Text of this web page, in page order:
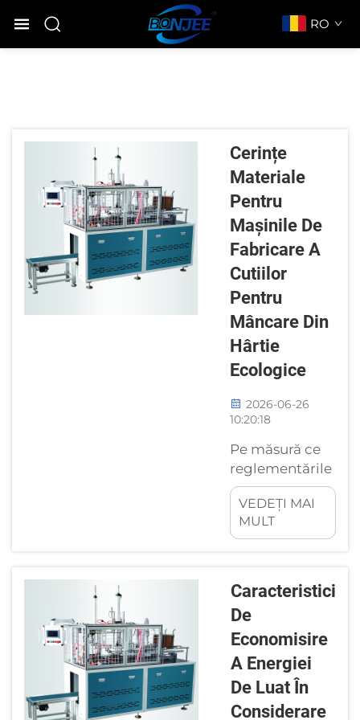
RO
Cerințe
Materiale
Pentru
Mașinile De
Fabricare A
Cutiilor
Pentru
Mâncare Din
Hârtie
Ecologice
2026-06-26
10:20:18
Pe măsură ce
reglementările
globale privind
plasticele de
unică folosință
consumatorilor
ambalaje
durabile crește,
afacerile din
domeniul
serviciilor
VEDEȚI MAI
MULT
Caracteristici
De
Economisire
A Energiei
De Luat În
Considerare